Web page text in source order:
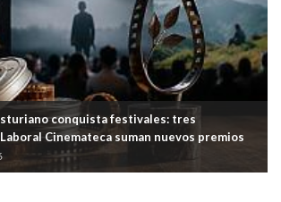
conquista festivales: tres
Cinemateca suman nuevos premios